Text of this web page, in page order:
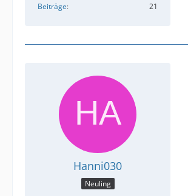
Beiträge
21
Hanni030
Neuling